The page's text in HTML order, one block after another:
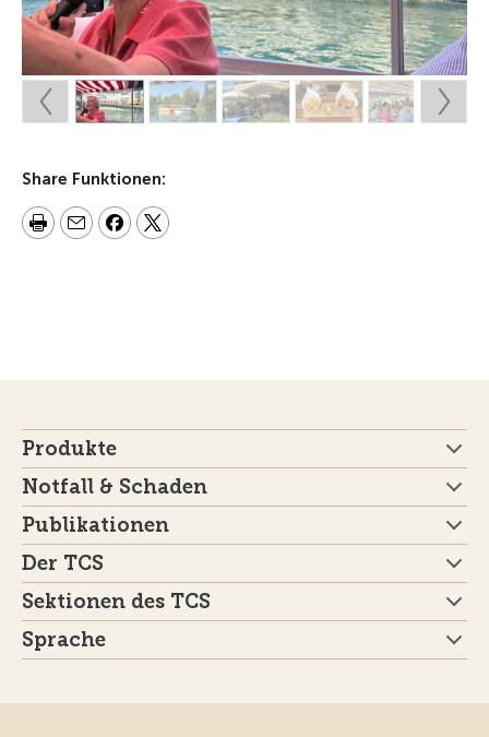
Share Funktionen:
Produkte
Notfall & Schaden
Publikationen
Der TCS
Sektionen des TCS
Sprache